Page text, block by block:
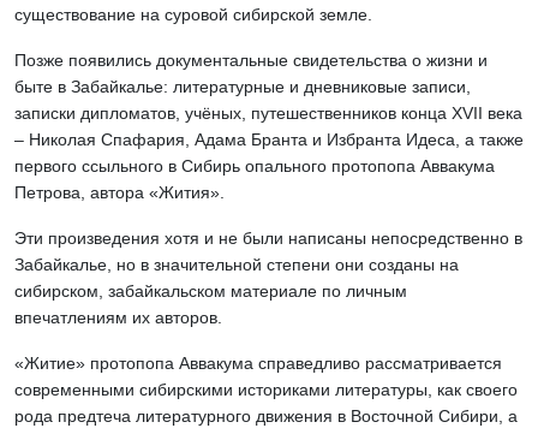
существование на суровой сибирской земле.
Позже появились документальные свидетельства о жизни и
быте в Забайкалье: литературные и дневниковые записи,
записки дипломатов, учёных, путешественников конца ХVII века
– Николая Спафария, Адама Бранта и Избранта Идеса, а также
первого ссыльного в Сибирь опального протопопа Аввакума
Петрова, автора «Жития».
Эти произведения хотя и не были написаны непосредственно в
Забайкалье, но в значительной степени они созданы на
сибирском, забайкальском материале по личным
впечатлениям их авторов.
«Житие» протопопа Аввакума справедливо рассматривается
современными сибирскими историками литературы, как своего
рода предтеча литературного движения в Восточной Сибири, а